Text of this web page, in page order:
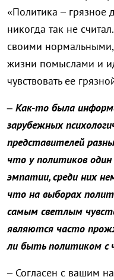
«Политика – грязное
никогда так не
своими
жизни помыслами и
чувствовать ее
– Как-то была
зарубежных
представителей
что у политиков один
эмпатии, среди них
что на выборах
самым светлым
являются часто
ли быть политиком с
– Согласен с вашим